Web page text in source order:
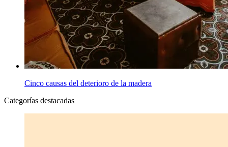
Cinco causas del deterioro de la madera
Categorías destacadas